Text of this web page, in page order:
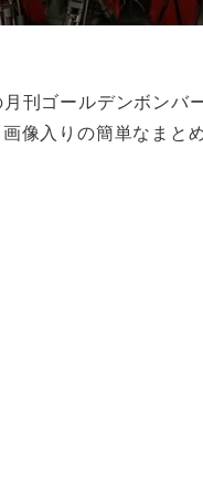
刊ゴールデンボンバ
像入りの簡単なまと